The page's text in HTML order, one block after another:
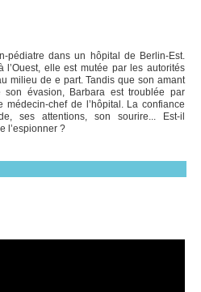
pédiatre dans un hôpital de Berlin-Est.
elle est mutée par les autorités
milieu de e part. Tandis que son amant
son évasion, Barbara est troublée par
médecin-chef de l’hôpital. La confiance
ses attentions, son sourire... Est-il
l’espionner ?